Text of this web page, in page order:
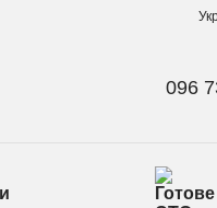
096